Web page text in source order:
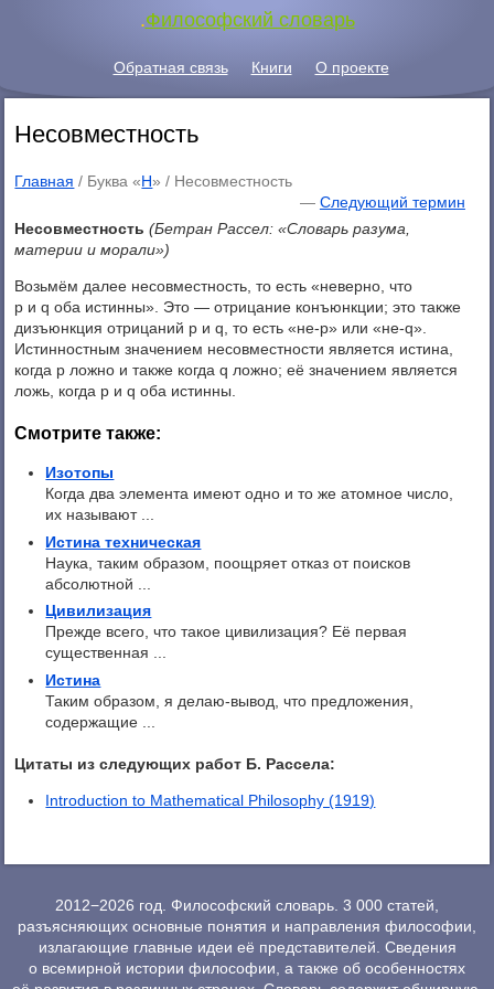
.Философский словарь
Обратная связь Книги О проекте
Несовместность
Главная / Буква «Н» / Несовместность
— Следующий термин
Несовместность (Бетран Рассел: «Словарь разума,
материи и морали»)
Возьмём далее несовместность, то есть «неверно, что
р и q оба истинны». Это — отрицание конъюнкции; это также
дизъюнкция отрицаний р и q, то есть «не-p» или «нe-q».
Истинностным значением несовместности является истина,
когда р ложно и также когда q ложно; её значением является
ложь, когда р и q оба истинны.
Смотрите также:
Изотопы
Когда два элемента имеют одно и то же атомное число,
их называют ...
Истина техническая
Наука, таким образом, поощряет отказ от поисков
абсолютной ...
Цивилизация
Прежде всего, что такое цивилизация? Её первая
существенная ...
Истина
Таким образом, я делаю-вывод, что предложения,
содержащие ...
Цитаты из следующих работ Б. Рассела:
Introduction to Mathematical Philosophy (1919)
2012−2026 год. Философский словарь. 3 000 статей,
разъясняющих основные понятия и направления философии,
излагающие главные идеи её представителей. Сведения
о всемирной истории философии, а также об особенностях